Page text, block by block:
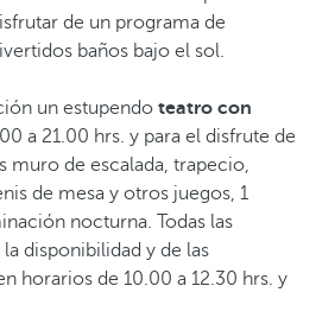
de un programa de
baños bajo el sol.
un estupendo teatro con
a 21.00 hrs. y para el disfrute de
de escalada, trapecio,
de mesa y otros juegos, 1
nocturna. Todas las
disponibilidad y de las
horarios de 10.00 a 12.30 hrs. y